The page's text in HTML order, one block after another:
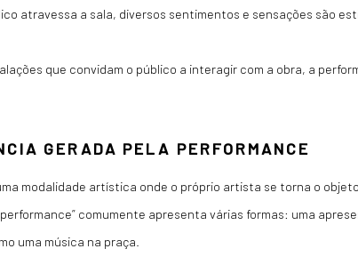
atravessa a sala, diversos sentimentos e sensações são
que convidam o público a interagir com a obra, a
GERADA PELA PERFORMANCE
modalidade artística onde o próprio artista se torna o
comumente apresenta várias formas: uma
uma música na praça.